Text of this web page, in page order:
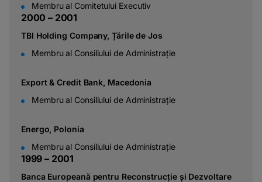
Membru al Comitetului Executiv
2000 – 2001
TBI Holding Company, Țările de Jos
Membru al Consiliului de Administrație
Export & Credit Bank, Macedonia
Membru al Consiliului de Administrație
Energo, Polonia
Membru al Consiliului de Administrație
1999 – 2001
Banca Europeană pentru Reconstrucție și Dezvoltare